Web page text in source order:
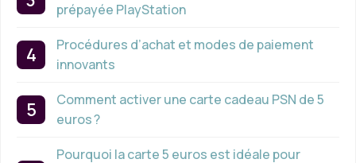
prépayée PlayStation
Procédures d’achat et modes de paiement
innovants
Comment activer une carte cadeau PSN de 5
euros ?
Pourquoi la carte 5 euros est idéale pour